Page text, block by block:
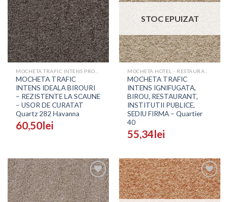
MOCHETA TRAFIC
INTENS IDEALA BIROURI
– REZISTENTE LA SCAUNE
– USOR DE CURATAT
Quartz 282 Havanna
60,50lei
STOC EPUIZAT
MOCHETA TRAFIC
INTENS IGNIFUGATA,
BIROU, RESTAURANT,
INSTITUTII PUBLICE,
SEDIU FIRMA – Quartier
40
55,34lei
Adaugă
în
Wishlist
Adaugă
în
Wishlist